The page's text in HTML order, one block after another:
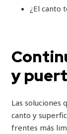
¿El canto
y
Las soluciones
canto y
frentes más